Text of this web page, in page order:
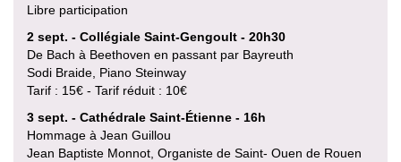
Libre participation
2 sept. - Collégiale Saint-Gengoult - 20h30
De Bach à Beethoven en passant par Bayreuth
Sodi Braide, Piano Steinway
Tarif : 15€ - Tarif réduit : 10€
3 sept. - Cathédrale Saint-Étienne - 16h
Hommage à Jean Guillou
Jean Baptiste Monnot, Organiste de Saint- Ouen de Rouen